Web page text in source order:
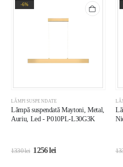
-6%
LĂMPI SUSPENDATE
Lămpă suspendată Maytoni, Metal,
Auriu, Led - P010PL-L30G3K
1330lei 1256lei